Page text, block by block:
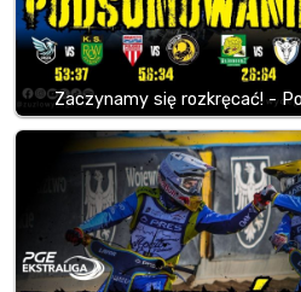
Zaczynamy się rozkręcać! -